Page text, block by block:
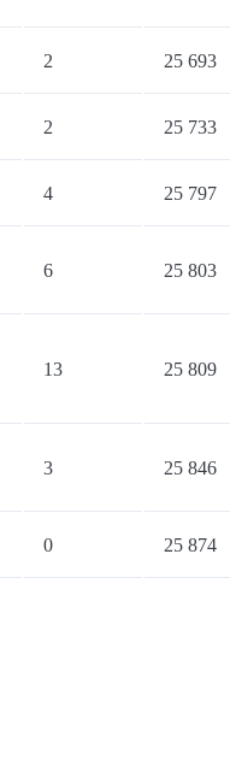
2 25 693
2 25 733
4 25 797
6 25 803
13 25 809
3 25 846
0 25 874